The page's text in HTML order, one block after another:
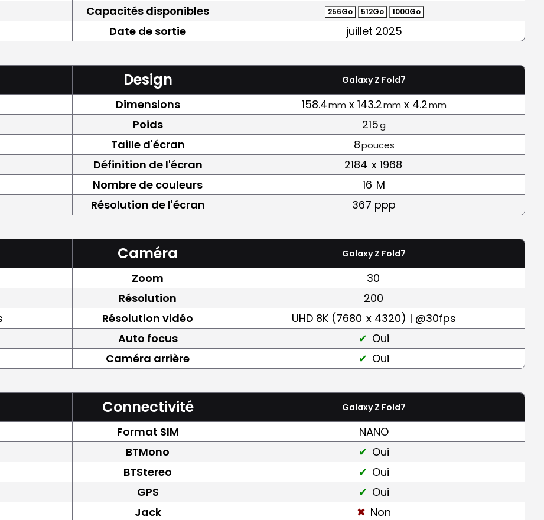
Capacités disponibles 256Go 512Go 1000Go
Date de sortie juillet 2025
Design Galaxy Z Fold7
Dimensions 158.4mm x 143.2mm x 4.2mm
Poids 215g
Taille d'écran 8pouces
Définition de l'écran 2184 x 1968
Nombre de couleurs 16 M
Résolution de l'écran 367 ppp
Caméra Galaxy Z Fold7
Zoom
30
Résolution
200
Résolution vidéo UHD 8K (7680 x 4320) | @30fps
Auto focus
Oui
Caméra arrière Oui
Connectivité Galaxy Z Fold7
Format SIM
NANO
BTMono
Oui
BTStereo
Oui
GPS
Oui
Jack
Non